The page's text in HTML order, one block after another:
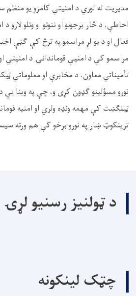
مدیریت له لوري د امنیتي کامرو یو منظم
احاطې، د څار برجونو او ننوتو او وتلو
فعال او د یو لړ مراسمو په ترڅ کې ګټې
مراسمو کې د امنیې قوماندانۍ د امنیتي او
تأمیناتي معاون، د مخابرې او معلوماتي
نورو مسؤلینو ګډون کړی و، چې په وینا
ټینګښت کې مهمه ونډه ولري او امنیه
ترینکوټ ښار په نورو برخو کې هم ورته
د ټولنیز رسنیو لړۍ
چټک لینکونه